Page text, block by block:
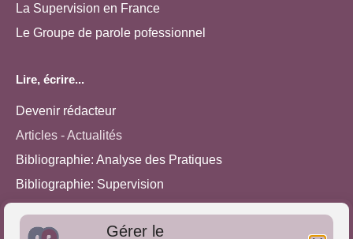
Gérer le
La Supervision en France
Le Groupe de parole pofessionnel
Lire, écrire...
Devenir rédacteur
Articles - Actualités
Bibliographie: Analyse des Pratiques
Bibliographie: Supervision
Approches de l'Analyse des pratiques